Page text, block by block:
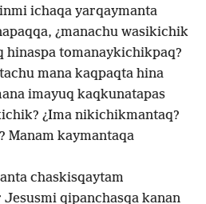
ichaqa yarqaymanta
¿manachu wasikichik
tomanaykichikpaq?
mana kaqpaqta hina
imayuq kaqkunatapas
¿Ima nikichikmantaq?
Manam kaymantaqa
chaskisqaytam
qipanchasqa kanan